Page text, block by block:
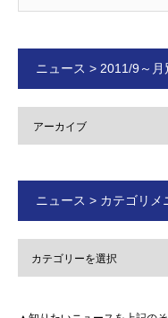
ニュース > 2011/9～
ニュース > カテゴリメ